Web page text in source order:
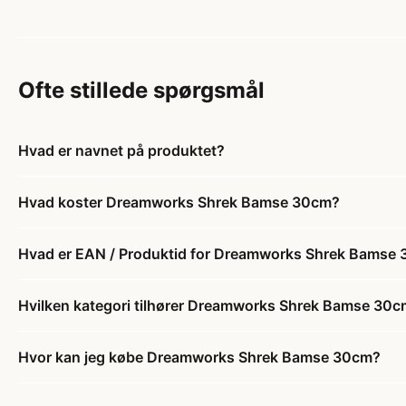
Ofte stillede spørgsmål
Hvad er navnet på produktet?
Hvad koster Dreamworks Shrek Bamse 30cm?
Hvad er EAN / Produktid for Dreamworks Shrek Bamse
Hvilken kategori tilhører Dreamworks Shrek Bamse
Hvor kan jeg købe Dreamworks Shrek Bamse 30cm?